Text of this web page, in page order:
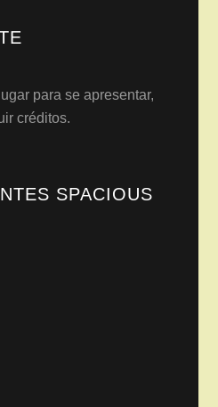
para se apresentar,
créditos.
SPACIOUS